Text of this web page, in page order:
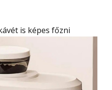
is képes főzni